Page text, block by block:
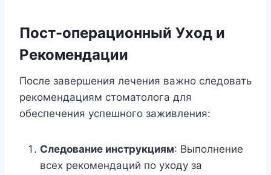
Пост-операционный Уход и
Рекомендации
После завершения лечения важно следовать
рекомендациям стоматолога для
обеспечения успешного заживления:
Следование инструкциям: Выполнение
всех рекомендаций по уходу за